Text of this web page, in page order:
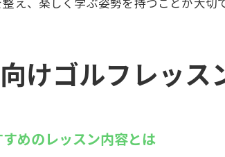
ゴル
けゴルフレッス
めのレッスン内容とは